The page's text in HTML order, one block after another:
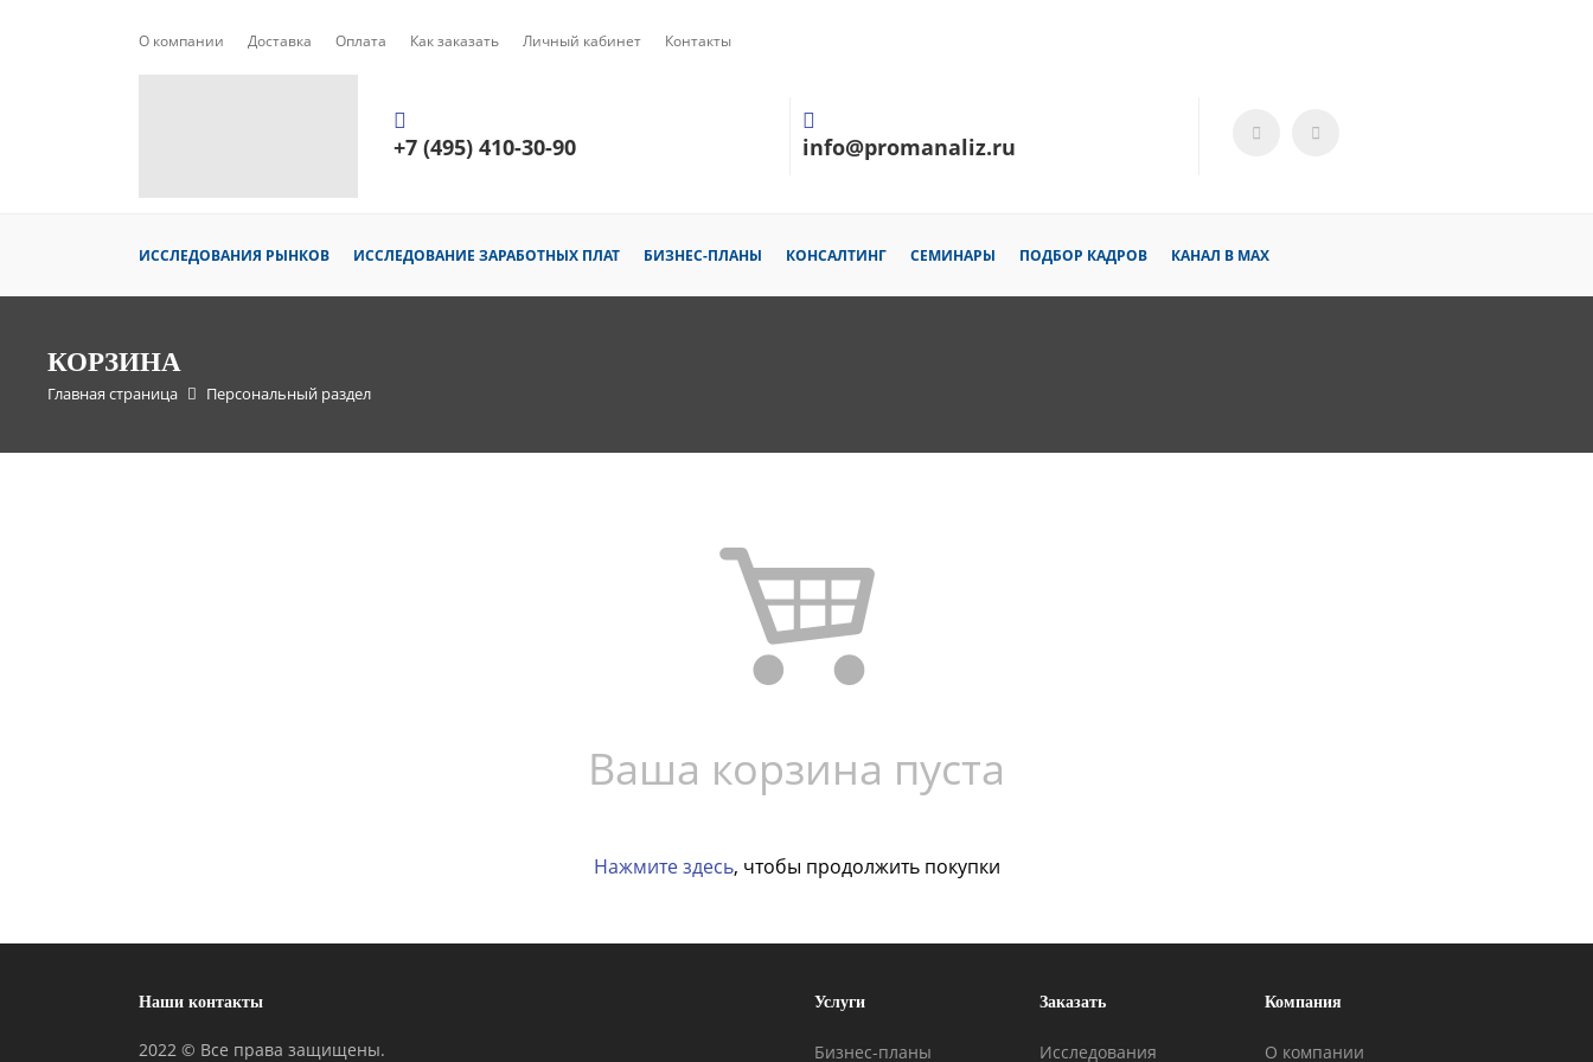
О компании Доставка Оплата Как заказать Личный кабинет Контакты
+7 (495) 410-30-90 info@promanaliz.ru
ИССЛЕДОВАНИЯ РЫНКОВ ИССЛЕДОВАНИЕ ЗАРАБОТНЫХ ПЛАТ БИЗНЕС-ПЛАНЫ КОНСАЛТИНГ СЕМИНАРЫ ПОДБОР КАДРОВ КАНАЛ В MAX
КОРЗИНА
Главная страница Персональный раздел
Ваша корзина пуста
Нажмите здесь, чтобы продолжить покупки
Наши контакты
2022 © Все права защищены.
Услуги
Бизнес-планы
Заказать
Исследования
Компания
О компании